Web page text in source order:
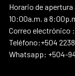
Horario de apertura
10:00a.m. a
Correo electrónico
Teléfono:+504
Whatsapp: +504-